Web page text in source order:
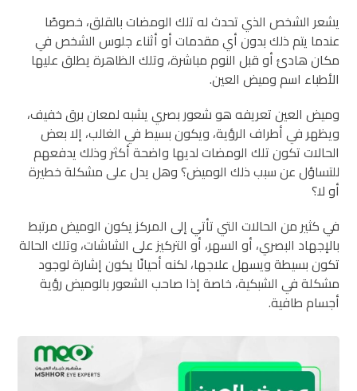
يشعر الشخص الذي تحدث له تلك الومضات بالقلق، خصوصًا
عندما يتم ذلك بدون أي مقدمات أو أثناء جلوس الشخص في
مكان هادئ أو قبل النوم مباشرة، وتلك الظاهرة يطلق عليها
الأطباء اسم وميض العين.
وميض العين تعريفه هو شعور بصري يشبه لمعان برق خفيف،
ويظهر في أطراف الرؤية، ويكون بسيط في الغالب، إلا بعض
الحالات تكون تلك الومضات لديها واضحة أكثر وذلك يدفعهم
للتساؤل عن سبب ذلك الوميض؟ وهل يدل على مشكلة خطيرة
أو لا؟
في كثير من الحالات التي تأتي إلى المركز يكون الوميض مرتبط
بالإجهاد البصري، أو السهر، أو التركيز على الشاشات، وتلك الحالة
تكون بسيطة ويسهل علاجها، لكنه أحيانًا يكون إشارة لوجود
مشكلة في الشبكية، خاصة إذا صاحب الشعور بالوميض رؤية
أجسام طافية.